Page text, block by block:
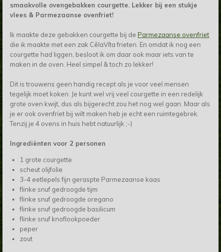
smaakvolle ovengebakken courgette. Lekker bij een stukje
vlees & Parmezaanse ovenfriet!
Ik maakte deze gebakken courgette bij de Parmezaanse ovenfriet
die ik maakte met een zak CêlaVíta frieten. En omdat ik nog een
courgette had liggen, besloot ik om daar ook maar iets van te
maken in de oven. Heel simpel & toch zo lekker!
Dit is trouwens geen handig recept als je voor veel mensen
tegelijk moet koken. Je kunt wel vrij veel courgette in een redelijk
grote oven kwijt, dus als bijgerecht zou het nog wel gaan. Maar als
je er ook ovenfriet bij wilt maken heb je echt een ruimtegebrek.
Tenzij je 4 ovens in huis hebt natuurlijk ;-)
Ingrediënten voor 2 personen
1 grote courgette
scheut olijfolie
3-4 eetlepels fijn geraspte Parmezaanse kaas
flinke snuf gedroogde tijm
flinke snuf gedroogde oregano
flinke snuf gedroogde basilicum
flinke snuf knoflookpoeder
peper
zout